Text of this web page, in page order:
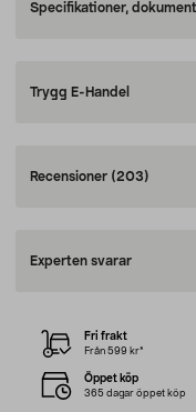
Specifikationer,
Trygg E-Handel
Recensioner (203)
Experten svarar
Fri frakt
Från 599 kr*
Öppet köp
365 dagar öppet köp